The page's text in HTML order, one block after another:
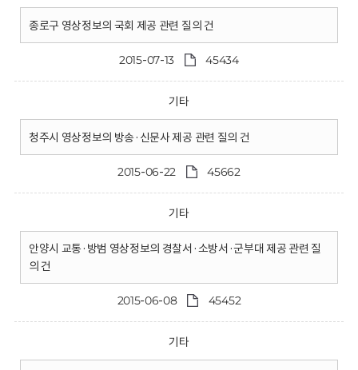
종로구 영상정보의 국회 제공 관련 질의 건
2015-07-13 45434
기타
청주시 영상정보의 방송·신문사 제공 관련 질의 건
2015-06-22 45662
기타
안양시 교통·방범 영상정보의 경찰서·소방서·군부대 제공 관련 질
의 건
2015-06-08 45452
기타